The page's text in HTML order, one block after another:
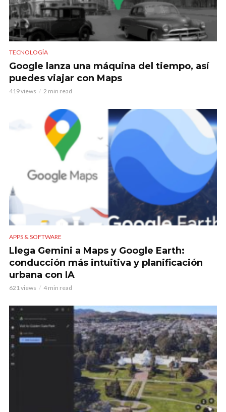
TECNOLOGÍA
Google lanza una máquina del tiempo, así
puedes viajar con Maps
419 views 2 min read
APPS & SOFTWARE
Llega Gemini a Maps y Google Earth:
conducción más intuitiva y planificación
urbana con IA
621 views 4 min read